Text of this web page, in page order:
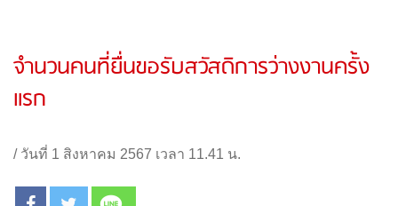
จำนวนคนที่ยื่นขอรับสวัสดิการว่างงานครั้ง
แรก
/ วันที่ 1 สิงหาคม 2567 เวลา 11.41 น.